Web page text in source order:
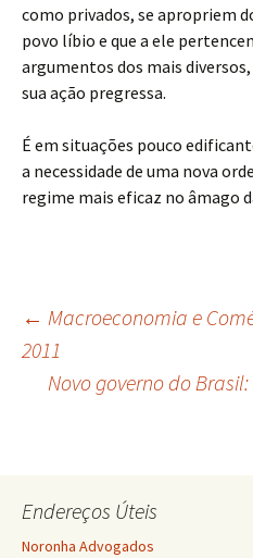
como privados, se apropriem
povo líbio e que a ele
argumentos dos mais
sua ação pregressa.
É em situações pouco
a necessidade de uma nova
regime mais eficaz no âmago
de
← Macroeconomia e
2011
Novo governo do
Endereços Úteis
Noronha Advogados